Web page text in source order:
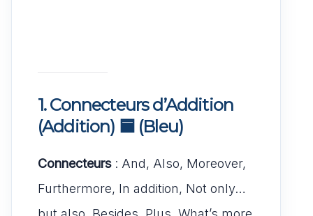
1. Connecteurs d’Addition
(Addition) 🟦 (Bleu)
Connecteurs: And, Also, Moreover,
Furthermore, In addition, Not only…